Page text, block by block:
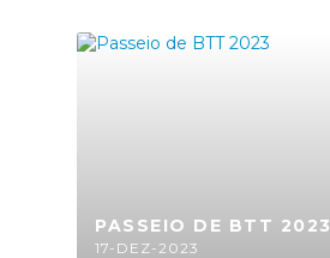
PASSEIO DE BTT 2023
17-DEZ-2023